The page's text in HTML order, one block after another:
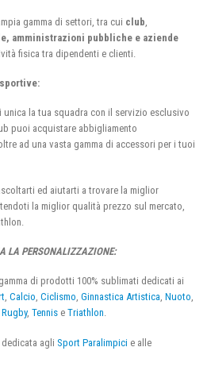
gamma di settori, tra cui club
amministrazioni pubbliche e aziende
fisica tra dipendenti e clienti.
unica la tua squadra con il servizio esclusivo
puoi acquistare abbigliamento
ad una vasta gamma di accessori per i tuoi
ed aiutarti a trovare la miglior
la miglior qualità prezzo sul mercato,
LA PERSONALIZZAZIONE:
di prodotti 100% sublimati dedicati ai
, Calcio, Ciclismo, Ginnastica Artistica, Nuoto,
Rugby, Tennis e Triathlon.
agli Sport Paralimpici e alle